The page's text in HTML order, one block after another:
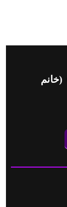
(خانم